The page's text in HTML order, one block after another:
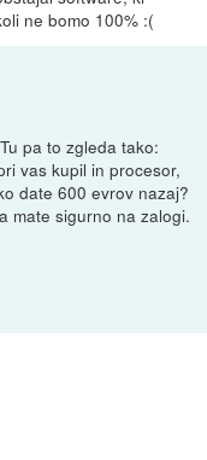
ne bomo 100% :(
pa to zgleda tako:
vas kupil in procesor,
date 600 evrov nazaj?
mate sigurno na zalogi.